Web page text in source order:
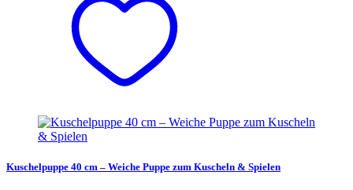
Kuschelpuppe 40 cm – Weiche Puppe zum Kuscheln & Spielen